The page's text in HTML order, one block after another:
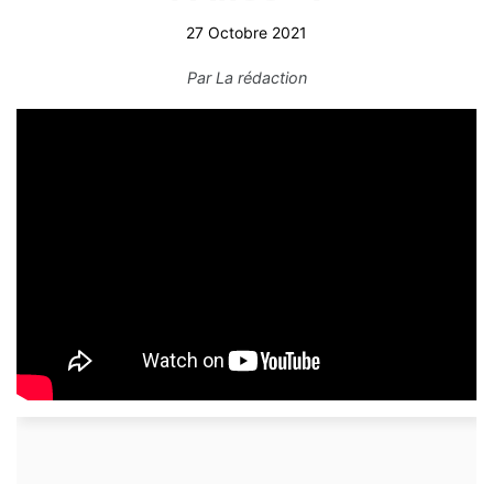
27 Octobre 2021
ParLa rédaction